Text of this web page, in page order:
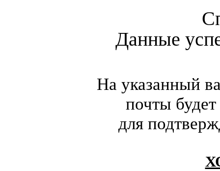
Данные
На указанный
почты
для